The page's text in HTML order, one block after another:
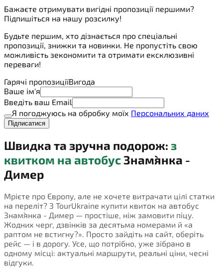
Бажаєте отримувати вигідні пропозиції першими?
Підпишіться на нашу розсилку!
Будьте першим, хто дізнається про спеціальні
пропозиції, знижки та новинки. Не пропустіть свою
можливість зекономити та отримати ексклюзивні
переваги!
Гарячі пропозиціїВигода
Ваше ім'я
Введіть ваш Email
Я погоджуюсь на обробку моїх Персональних даних
Підписатися
Швидка та зручна подорож: з
квитком на автобусЗнам`янка -
Димер
Мрієте про Європу, але не хочете витрачати цілі статки
на переліт? З TourUkraine купити квиток на автобус
Знам`янка - Димер — простіше, ніж замовити піцу.
Жодних черг, дзвінків за десятьма номерами й «а
раптом не встигну?». Просто зайдіть на сайт, оберіть
рейс — і в дорогу. Усе, що потрібно, уже зібрано в
одному місці: актуальні маршрути, реальні ціни, чесні
відгуки.